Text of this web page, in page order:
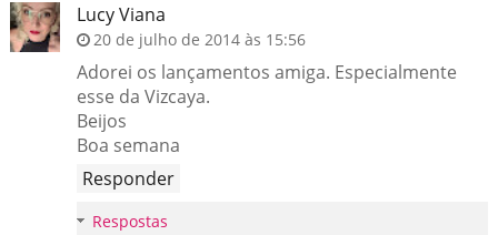
Lucy Viana
20 de julho de 2014 às 15:56
Adorei os lançamentos amiga. Especialmente
esse da Vizcaya.
Beijos
Boa semana
Responder
Respostas